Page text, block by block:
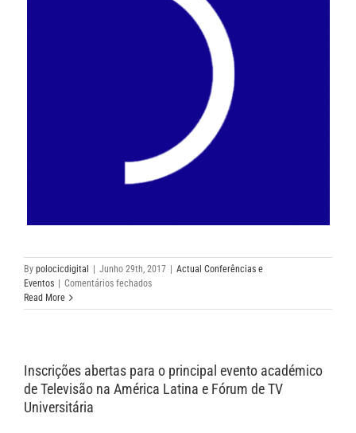
By polocicdigital Junho 29th, 2017
Actual Conferências e
Eventos
Comentários fechadosem
–
Cinema
29
Read More
Inscrições abertas para o principal evento académico
de Televisão na América Latina e Fórum de TV
Universitária